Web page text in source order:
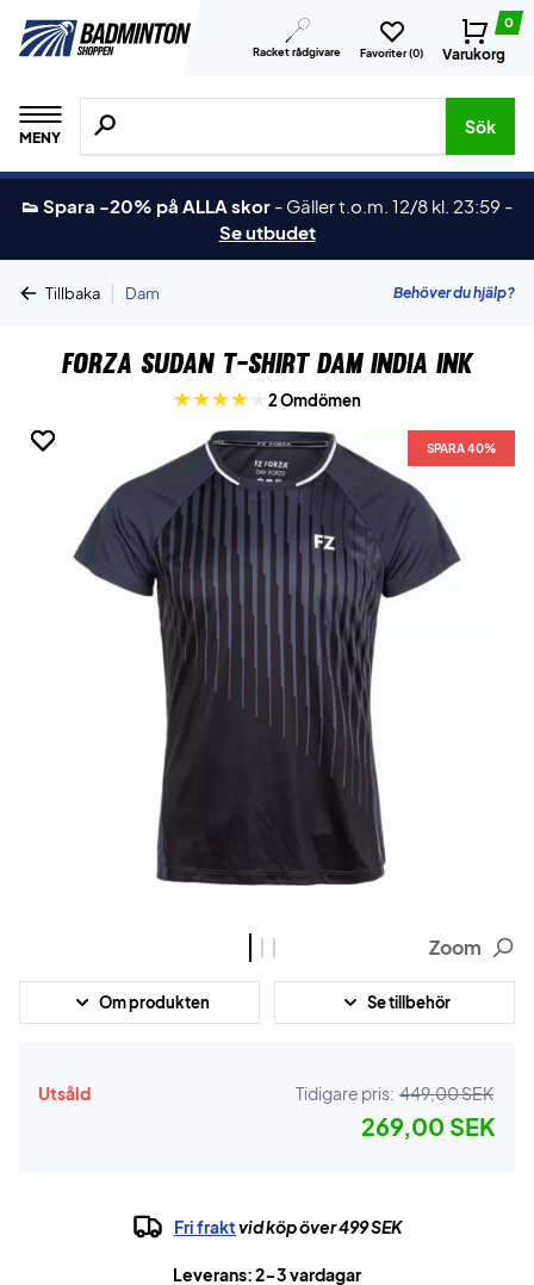
Racket rådgivare Favoriter (0)
0
Varukorg
MENY
Sök efter produkter, märken osv.
Sök
👟 Spara -20% på ALLA skor - Gäller t.o.m. 12/8 kl. 23:59 -
Se utbudet
Tillbaka | Dam Behöver du hjälp?
Forza Sudan T-shirt Dam India Ink
2 Omdömen
SPARA 40%
SPARA 40%
SPARA 40%
Zoom
Om produkten Se tillbehör
Utsåld Tidigare pris: 449,00 SEK
269,00 SEK
Fri fraktvid köp över 499 SEK
Leverans: 2-3 vardagar